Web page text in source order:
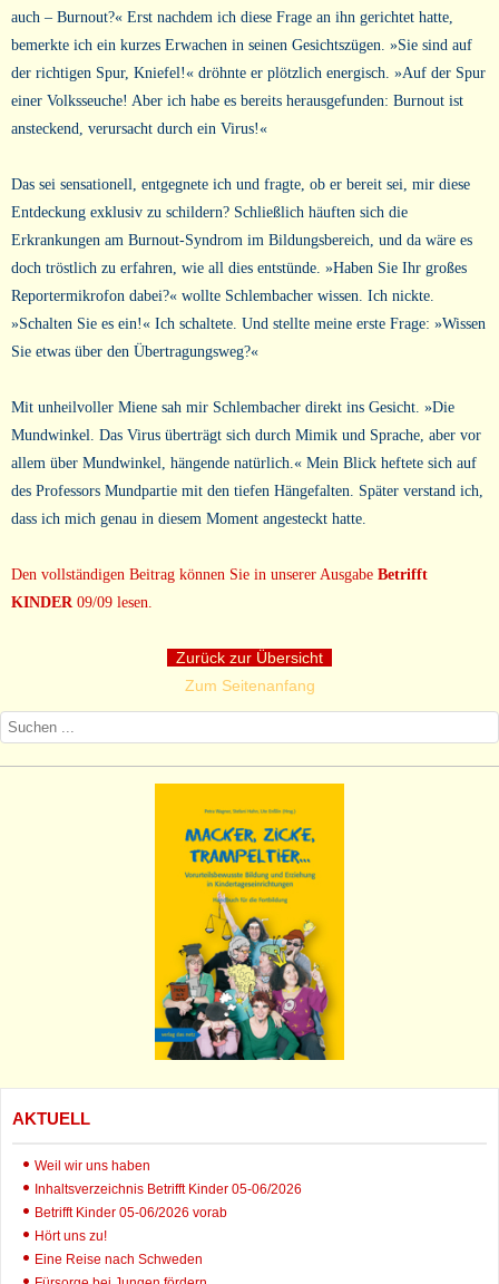
auch – Burnout?« Erst nachdem ich diese Frage an ihn gerichtet hatte,
bemerkte ich ein kurzes Erwachen in seinen Gesichtszügen. »Sie sind auf
der richtigen Spur, Kniefel!« dröhnte er plötzlich energisch. »Auf der Spur
einer Volksseuche! Aber ich habe es bereits herausgefunden: Burnout ist
ansteckend, verursacht durch ein Virus!«
Das sei sensationell, entgegnete ich und fragte, ob er bereit sei, mir diese
Entdeckung exklusiv zu schildern? Schließlich häuften sich die
Erkrankungen am Burnout-Syndrom im Bildungsbereich, und da wäre es
doch tröstlich zu erfahren, wie all dies entstünde. »Haben Sie Ihr großes
Reportermikrofon dabei?« wollte Schlembacher wissen. Ich nickte.
»Schalten Sie es ein!« Ich schaltete. Und stellte meine erste Frage: »Wissen
Sie etwas über den Übertragungsweg?«
Mit unheilvoller Miene sah mir Schlembacher direkt ins Gesicht. »Die
Mundwinkel. Das Virus überträgt sich durch Mimik und Sprache, aber vor
allem über Mundwinkel, hängende natürlich.« Mein Blick heftete sich auf
des Professors Mundpartie mit den tiefen Hängefalten. Später verstand ich,
dass ich mich genau in diesem Moment angesteckt hatte.
Den vollständigen Beitrag können Sie in unserer Ausgabe Betrifft
KINDER09/09 lesen.
Zurück zur Übersicht
Zum Seitenanfang
AKTUELL
Weil wir uns haben
Inhaltsverzeichnis Betrifft Kinder 05-06/2026
Betrifft Kinder 05-06/2026 vorab
Hört uns zu!
Eine Reise nach Schweden